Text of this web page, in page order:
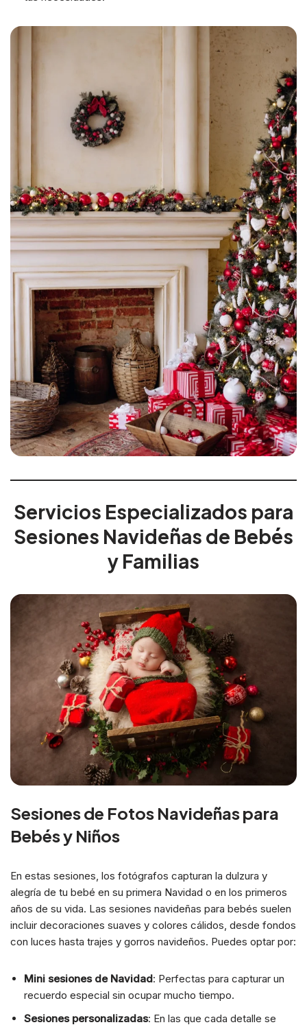
Servicios Especializados para
Sesiones Navideñas de Bebés
y Familias
Sesiones de Fotos Navideñas para
Bebés y Niños
En estas sesiones, los fotógrafos capturan la dulzura y
alegría de tu bebé en su primera Navidad o en los primeros
años de su vida. Las sesiones navideñas para bebés suelen
incluir decoraciones suaves y colores cálidos, desde fondos
con luces hasta trajes y gorros navideños. Puedes optar por:
Mini sesiones de Navidad: Perfectas para capturar un
recuerdo especial sin ocupar mucho tiempo.
Sesiones personalizadas: En las que cada detalle se